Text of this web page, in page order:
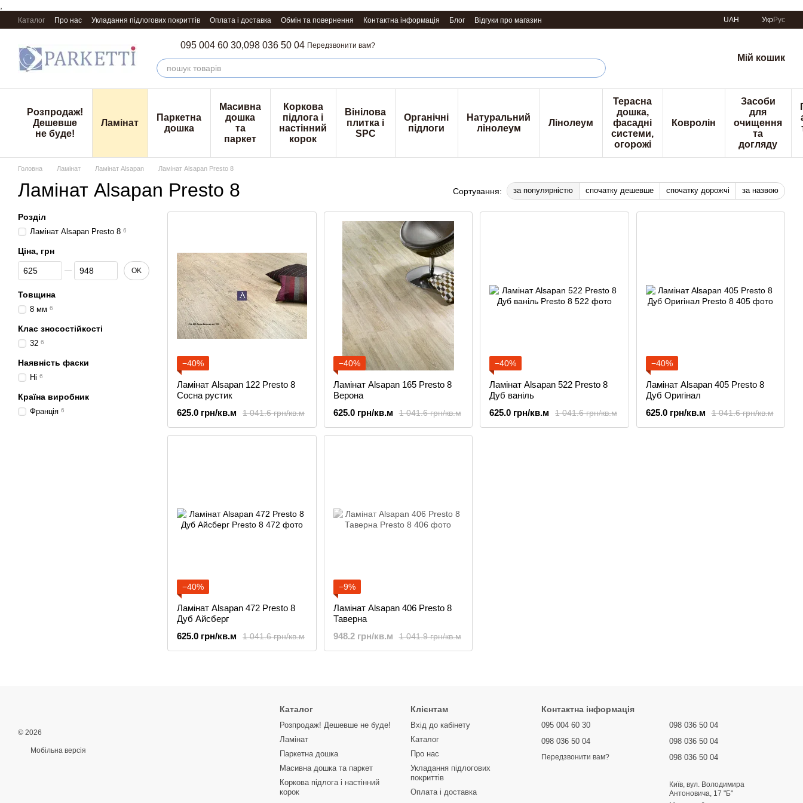
Перейти к основному контенту
Каталог Про нас Укладання підлогових покриттів Оплата і доставка Обмін та повернення Контактна інформація Блог Відгуки про магазин UAH УкрРус
095 004 60 30,098 036 50 04 Передзвонити вам?
Мій кошик
Розпродаж!
Дешевше
не буде!
Ламінат
Паркетна
дошка
Масивна
дошка
та
паркет
Коркова
підлога і
настінний
корок
Вінілова
плитка і
SPC
Органічні
підлоги
Натуральний
лінолеум
Лінолеум
Терасна
дошка,
фасадні
системи,
огорожі
Ковролін
Засоби
для
очищення
та
догляду
Головна Ламінат Ламінат Alsapan Ламінат Alsapan Presto 8
Ламінат Alsapan Presto 8 Сортування: за популярністю спочатку дешевше спочатку дорожчі за назвою
−40%
Ламінат Alsapan 122 Presto 8
Сосна рустик
1 041.6 грн/кв.м
625.0 грн/кв.м
−40%
Ламінат Alsapan 165 Presto 8
Верона
1 041.6 грн/кв.м
625.0 грн/кв.м
−40%
Ламінат Alsapan 522 Presto 8
Дуб ваніль
1 041.6 грн/кв.м
625.0 грн/кв.м
−40%
Ламінат Alsapan 405 Presto 8
Дуб Оригінал
1 041.6 грн/кв.м
625.0 грн/кв.м
−40%
Ламінат Alsapan 472 Presto 8
Дуб Айсберг
1 041.6 грн/кв.м
625.0 грн/кв.м
−9%
Ламінат Alsapan 406 Presto 8
Таверна
1 041.9 грн/кв.м
948.2 грн/кв.м
Розділ
Ламінат Alsapan Presto 8 6
Ціна, грн
Від Ціна, грн
До Ціна, грн OK
Товщина
8 мм 6
Клас зносостійкості
32 6
Наявність фаски
Ні 6
Країна виробник
Франція 6
© 2026
Мобільна версія
Каталог
Розпродаж! Дешевше не буде!
Ламінат
Паркетна дошка
Масивна дошка та паркет
Коркова підлога і настінний
корок
Клієнтам
Вхід до кабінету
Каталог
Про нас
Укладання підлогових
покриттів
Оплата і доставка
Контактна інформація
095 004 60 30
098 036 50 04
Передзвонити вам?
098 036 50 04
098 036 50 04
098 036 50 04
Київ, вул. Володимира
Антоновича, 17 "Б"